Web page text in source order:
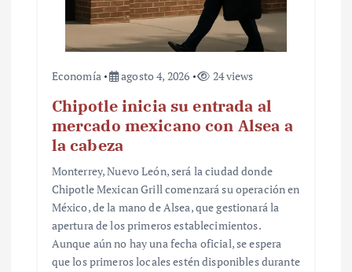
Economía agosto 4, 2026 24 views
Chipotle inicia su entrada al
mercado mexicano con Alsea a
la cabeza
Monterrey, Nuevo León, será la ciudad donde
Chipotle Mexican Grill comenzará su operación en
México, de la mano de Alsea, que gestionará la
apertura de los primeros establecimientos.
Aunque aún no hay una fecha oficial, se espera
que los primeros locales estén disponibles durante